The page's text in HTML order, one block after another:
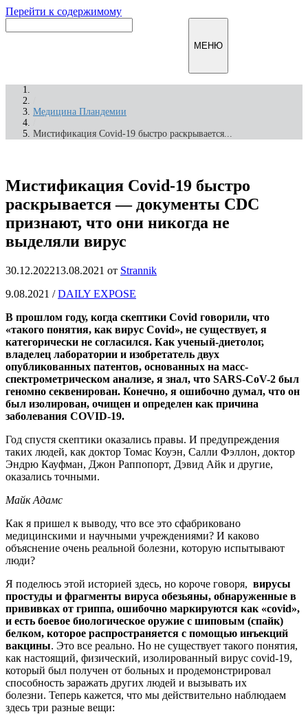
Перейти к содержимому
МЕНЮ
Медицина Пландемии
Мистификация Covid-19 быстро раскрывается...
Мистификация Covid-19 быстро
раскрывается — документы CDC
признают, что они никогда не
выделяли вирус
30.12.202213.08.2021 от Strannik
9.08.2021 /DAILY EXPOSE
В прошлом году, когда скептики Covid говорили, что
«такого понятия, как вирус Covid», не существует, я
категорически не согласился. Как ученый-диетолог,
владелец лаборатории и изобретатель двух
опубликованных патентов, основанных на масс-
спектрометрическом анализе, я знал, что SARS-CoV-2 был
геномно секвенирован. Конечно, я ошибочно думал, что он
был изолирован, очищен и определен как причина
заболевания COVID-19.
Год спустя скептики оказались правы. И предупреждения
таких людей, как доктор Томас Коуэн, Салли Фэллон, доктор
Эндрю Кауфман, Джон Раппопорт, Дэвид Айк и другие,
оказались точными.
Майк Адамс
Как я пришел к выводу, что все это сфабриковано
медицинскими и научными учреждениями? И каково
объяснение очень реальной болезни, которую испытывают
люди?
Я поделюсь этой историей здесь, но короче говоря, вирусы
простуды и фрагменты вируса обезьяны, обнаруженные в
прививках от гриппа, ошибочно маркируются как «covid»,
и есть боевое биологическое оружие с шиповым (спайк)
белком, которое распространяется с помощью инъекций
вакцины. Это все реально. Но не существует такого понятия,
как настоящий, физический, изолированный вирус covid-19,
который был получен от больных и продемонстрировал
способность заражать других людей и вызывать их
болезни. Теперь кажется, что мы действительно наблюдаем
здесь три разные вещи: